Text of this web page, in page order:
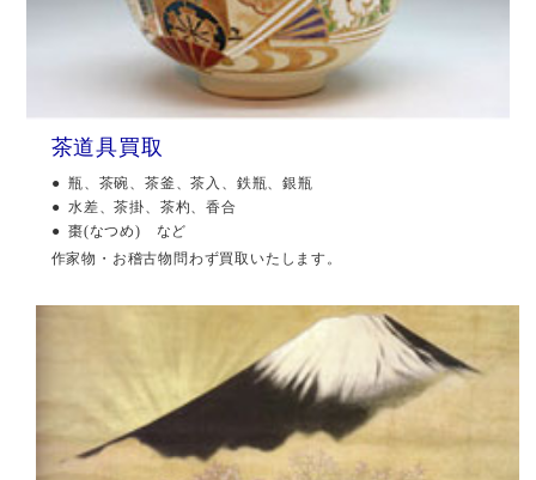
茶道具買取
瓶、茶碗、茶釜、茶入、鉄瓶、銀瓶
水差、茶掛、茶杓、香合
棗(なつめ) など
作家物・お稽古物問わず買取いたします。